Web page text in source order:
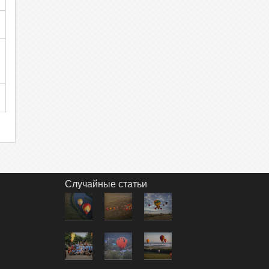
Случайные статьи